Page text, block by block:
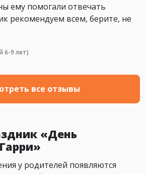
ему помогали отвечать
рекомендуем всем, берите, не
6-9 лет)
все отзывы
«День
у родителей появляются